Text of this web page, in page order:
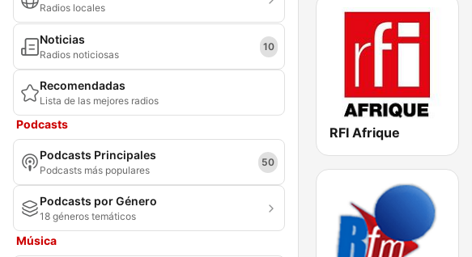
Radios locales
Noticias
Radios noticiosas
10
Recomendadas
Lista de las mejores radios
Podcasts
Podcasts Principales
Podcasts más populares
50
Podcasts por Género
18 géneros temáticos
Música
RFI Afrique